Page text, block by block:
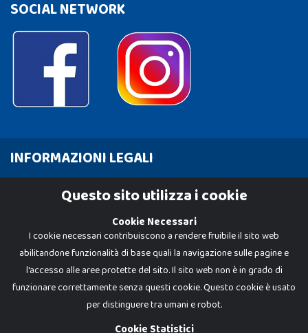
SOCIAL NETWORK
INFORMAZIONI LEGALI
Cookie PolicyQuesto sito utilizza i cookie
Cookie Necessari
I cookie necessari contribuiscono a rendere fruibile il sito web
abilitandone funzionalità di base quali la navigazione sulle pagine e
l'accesso alle aree protette del sito. Il sito web non è in grado di
funzionare correttamente senza questi cookie. Questo cookie è usato
per distinguere tra umani e robot.
Cookie Statistici